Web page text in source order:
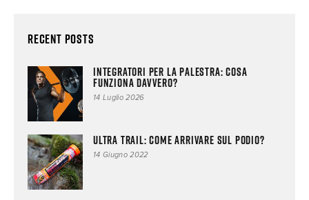
Recent Posts
Integratori per la palestra: cosa
funziona davvero?
14 Luglio 2026
Ultra trail: come arrivare sul podio?
14 Giugno 2022